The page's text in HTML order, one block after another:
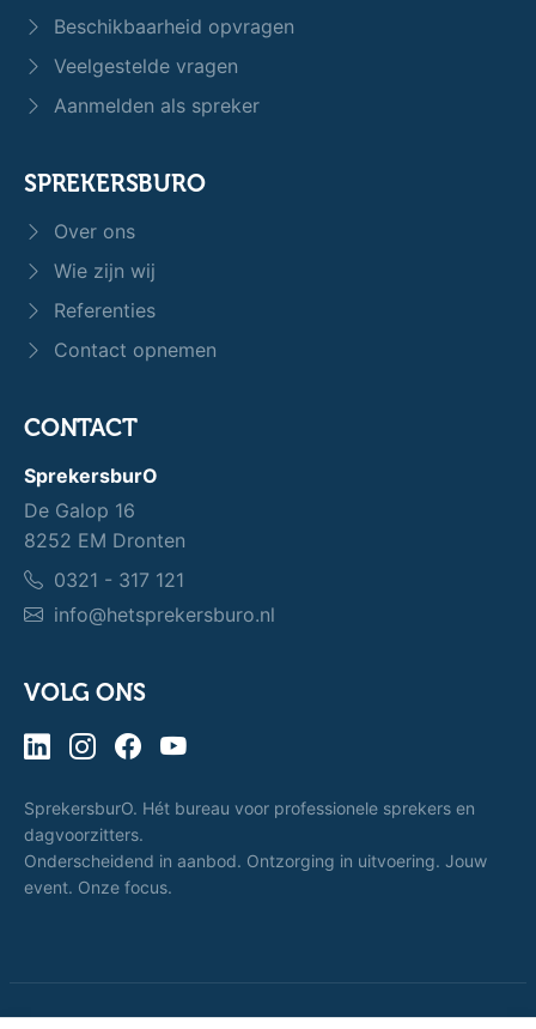
Beschikbaarheid opvragen
Veelgestelde vragen
Aanmelden als spreker
SPREKERSBURO
Over ons
Wie zijn wij
Referenties
Contact opnemen
CONTACT
SprekersburO
De Galop 16
8252 EM Dronten
0321 - 317 121
info@hetsprekersburo.nl
VOLG ONS
SprekersburO. Hét bureau voor professionele sprekers en
dagvoorzitters.
Onderscheidend in aanbod. Ontzorging in uitvoering. Jouw
event. Onze focus.